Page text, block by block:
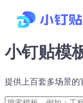
小钉贴模
提供上百套多场景